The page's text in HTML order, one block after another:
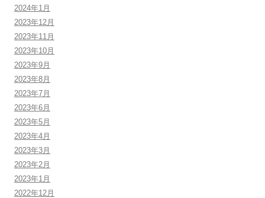
2024年1月
2023年12月
2023年11月
2023年10月
2023年9月
2023年8月
2023年7月
2023年6月
2023年5月
2023年4月
2023年3月
2023年2月
2023年1月
2022年12月